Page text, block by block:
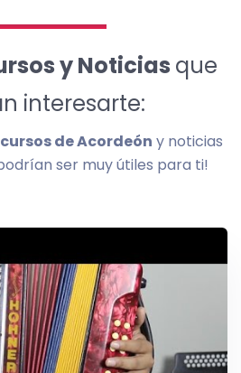
y Noticias que
interesarte:
de Acordeón y noticias
ser muy útiles para ti!